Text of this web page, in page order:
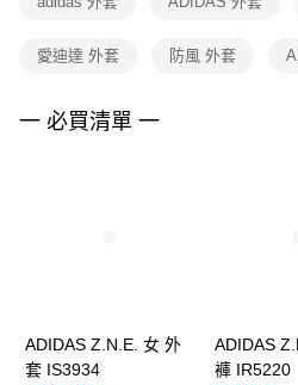
１．透過由恩沛科技股份有限公司提供之
２．關於個人資料處理事宜，請瀏覽以下網
愛迪達 外套 防風 外套
一 必買清單 一
ADIDAS Z.N.E. 女 外
套 IS3934
ADIDAS
褲 IR5220